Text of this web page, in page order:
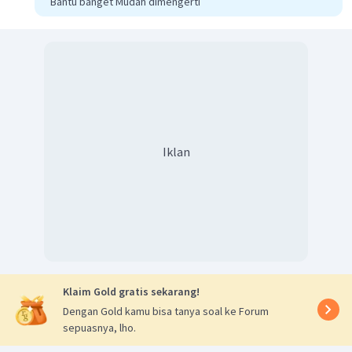
the previous paragraphs
Iklan
Klaim Gold gratis sekarang!
Dengan Gold kamu bisa tanya soal ke Forum
sepuasnya, lho.